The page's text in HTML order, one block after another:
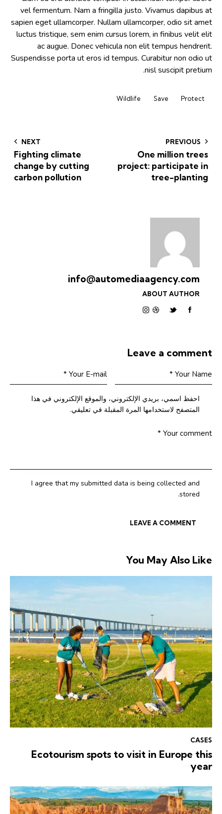
vel fermentum. Nam a fringilla justo. Vivamus dapibus at
sapien eget ullamcorper. Nullam ullamcorper, odio sit amet
luctus tristique, sem enim cursus lorem, in finibus velit elit
ac augue. Donec vehicula non elit tempus hendrerit.
Suspendisse porta ut eros id tempus. Curabitur non odio ut
nisl suscipit pretium.
Protect
Save
Wildlife
PREVIOUS
One million trees
project: participate in
tree-planting
NEXT
Fighting climate
change by cutting
carbon pollution
info@automediaagency.com
ABOUT AUTHOR
Leave a comment
احفظ اسمي، بريدي الإلكتروني، والموقع الإلكتروني في هذا
المتصفح لاستخدامها المرة المقبلة في تعليقي.
I agree that my submitted data is being collected and
stored.
You May Also Like
CASES
Ecotourism spots to visit in Europe this
year